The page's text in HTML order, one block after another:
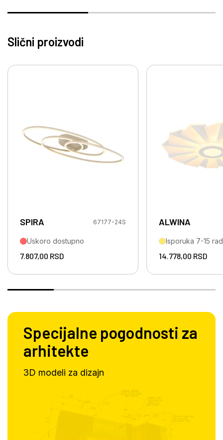
Slični proizvodi
SPIRA 67177-24S
Uskoro dostupno
7.807,00 RSD
ALWINA
Isporuka 7-15
14.778,00 RSD
Specijalne pogodnosti za
arhitekte
3D modeli za dizajn